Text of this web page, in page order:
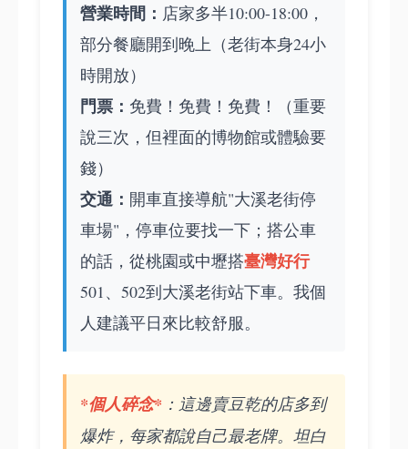
營業時間： 店家多半10:00-18:00，
部分餐廳開到晚上（老街本身24小
時開放）
門票： 免費！免費！免費！（重要
說三次，但裡面的博物館或體驗要
錢）
交通： 開車直接導航"大溪老街停
車場"，停車位要找一下；搭公車
的話，從桃園或中壢搭臺灣好行
501、502到大溪老街站下車。我個
人建議平日來比較舒服。
*個人碎念* ：這邊賣豆乾的店多到
爆炸，每家都說自己最老牌。坦白